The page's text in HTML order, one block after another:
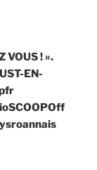
VOUS ! ».
EN-